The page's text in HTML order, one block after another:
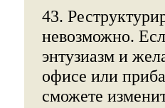
43.
невозможно.
энтузиазм и
офисе или
сможете